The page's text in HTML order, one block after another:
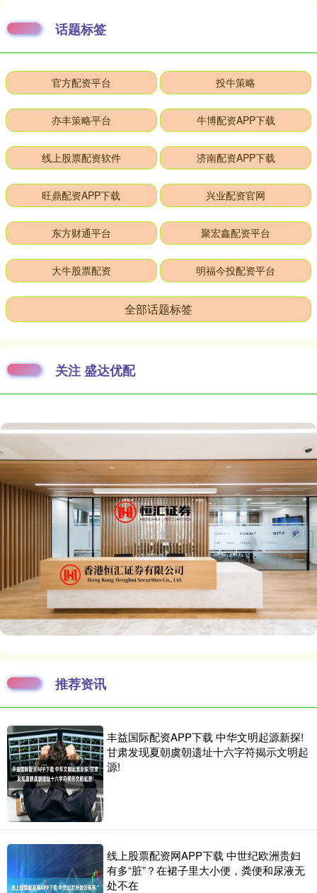
话题标签
官方配资平台 投牛策略
亦丰策略平台 牛博配资APP下载
线上股票配资软件 济南配资APP下载
旺鼎配资APP下载 兴业配资官网
东方财通平台 聚宏鑫配资平台
大牛股票配资 明福今投配资平台
全部话题标签
关注 盛达优配
推荐资讯
丰益国际配资APP下载 中华文明起源新探!
甘肃发现夏朝虞朝遗址十六字符揭示文明起
源!
线上股票配资网APP下载 中世纪欧洲贵妇
有多“脏”？在裙子里大小便，粪便和尿液无
处不在